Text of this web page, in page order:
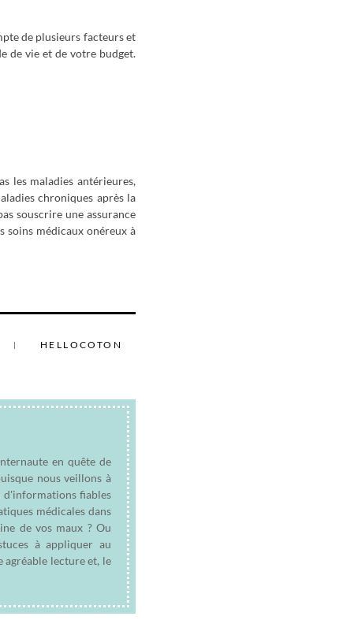
de plusieurs facteurs et
de vie et de votre budget.
les maladies antérieures,
chroniques après la
souscrire une assurance
soins médicaux onéreux à
HELLOCOTON
en quête de
nous veillons à
d'informations fiables
médicales dans
de vos maux ? Ou
à appliquer au
agréable lecture et, le